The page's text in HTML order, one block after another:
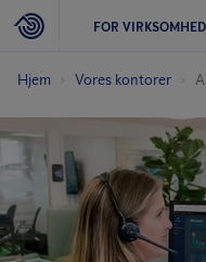
FOR
Hjem Vores kontorer